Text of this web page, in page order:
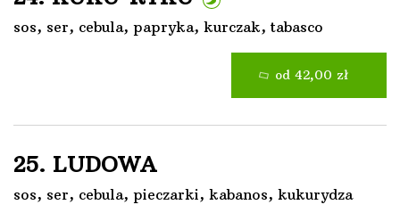
sos, ser, cebula, papryka, kurczak, tabasco
25. LUDOWA
sos, ser, cebula, pieczarki, kabanos, kukurydza